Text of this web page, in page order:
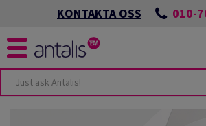
KONTAKTA OSS 010-